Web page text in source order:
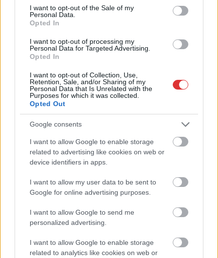
consent section.
I want to opt-out of the Sale of my
Personal Data.
Opted In
I want to opt-out of processing my
Personal Data for Targeted Advertising.
Opted In
I want to opt-out of Collection, Use,
Retention, Sale, and/or Sharing of my
Personal Data that Is Unrelated with the
Purposes for which it was collected.
Opted Out
Google consents
I want to allow Google to enable storage
related to advertising like cookies on web or
device identifiers in apps.
I want to allow my user data to be sent to
Google for online advertising purposes.
I want to allow Google to send me
personalized advertising.
I want to allow Google to enable storage
related to analytics like cookies on web or
, Pusztamonostor
külterületén 2022. szeptember 17-én 22 óra 20 perc körül. A
közlekedett Jászberény felől Pusztamonostor irányába, mikor
haladása során elütött egy gyalogost. A baleset következtében
mellett végezték a baleset helyszínelését. A forgalmat
Jászfelsőszentgyörgy és Jászárokszállás irányába terelték.
(Police.hu)
TOVÁBB OLVASOM
JNSZ megyei hírek gázolás ,halálos,pusztamonostor
2022.07.25. Czapkó Dorottya
Rendőrkapitányság
járművezetés ittas
állapotban vétség